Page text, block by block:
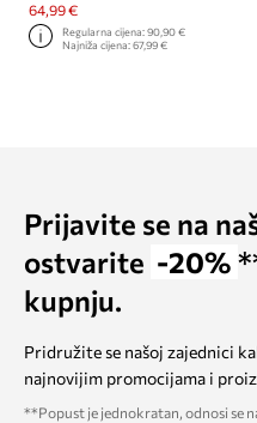
64,99 €
Regularna cijena:90,90 €
Najniža cijena:67,99 €
Prijavite se na
ostvarite -20%
kupnju.
Pridružite se našoj zajednici
najnovijim promocijama i
**Popust je jednokratan, odnosi se